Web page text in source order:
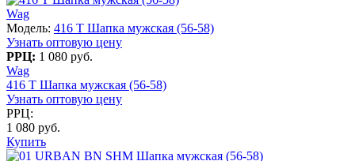
Wag
Модель: 416 T Шапка мужская (56-58)
Узнать оптовую цену
РРЦ: 1 080 руб.
Wag
416 T Шапка мужская (56-58)
Узнать оптовую цену
РРЦ:
1 080 руб.
Купить